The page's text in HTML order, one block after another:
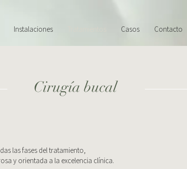
Instalaciones Casos Contacto
Cirugía bucal
las fases del tratamiento,
y orientada a la excelencia clínica.